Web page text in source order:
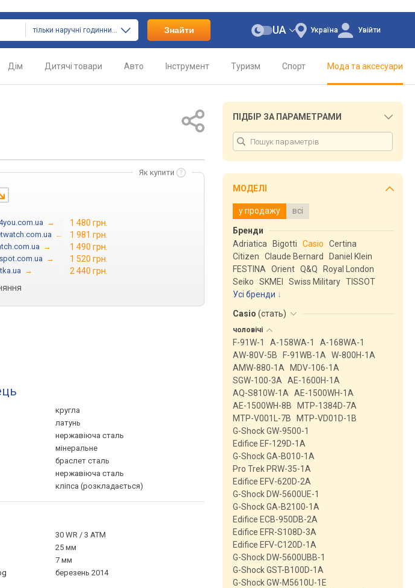
тільки наручні годинники Знайти Україна
UA Увійти
Дім Дитячі товари Авто Інструмент Туризм Спорт Мода та аксесуари
Як купити
→ 1 480 грн.
→ 1 981 грн.
→ 1 490 грн.
→ 1 520 грн.
→
2 440 грн.
кругла
латунь
нержавіюча сталь
мінеральне
браслет сталь
нержавіюча сталь
кліпса (розкладається)
30 WR / 3 ATM
25 мм
7 мм
березень 2014
ПІДБІР ЗА ПАРАМЕТРАМИ
МОДЕЛІ
у продажу всі
Бренди
Adriatica
Bigotti Casio
Certina
Citizen
Claude Bernard
Daniel Klein
FESTINA
Orient Q&Q
Royal London
Seiko
SKMEI Swiss Military TISSOT
Усі бренди
Casio (стать)
чоловічі
F-91W-1 A-158WA-1
A-168WA-1
AW-80V-5B
F-91WB-1A
W-800H-1A
AMW-880-1A
MDV-106-1A
SGW-100-3A
AE-1600H-1A
AQ-S810W-1A
AE-1500WH-1A
AE-1500WH-8B
MTP-1384D-7A
MTP-V001L-7B
MTP-VD01D-1B
G-Shock GW-9500-1
Edifice EF-129D-1A
G-Shock GA-B010-1A
Pro Trek PRW-35-1A
Edifice EFV-620D-2A
G-Shock DW-5600UE-1
G-Shock GA-B2100-1A
Edifice ECB-950DB-2A
Edifice EFR-S108D-3A
Edifice EFV-C120D-1A
G-Shock DW-5600UBB-1
G-Shock GST-B100D-1A
G-Shock GW-M5610U-1E